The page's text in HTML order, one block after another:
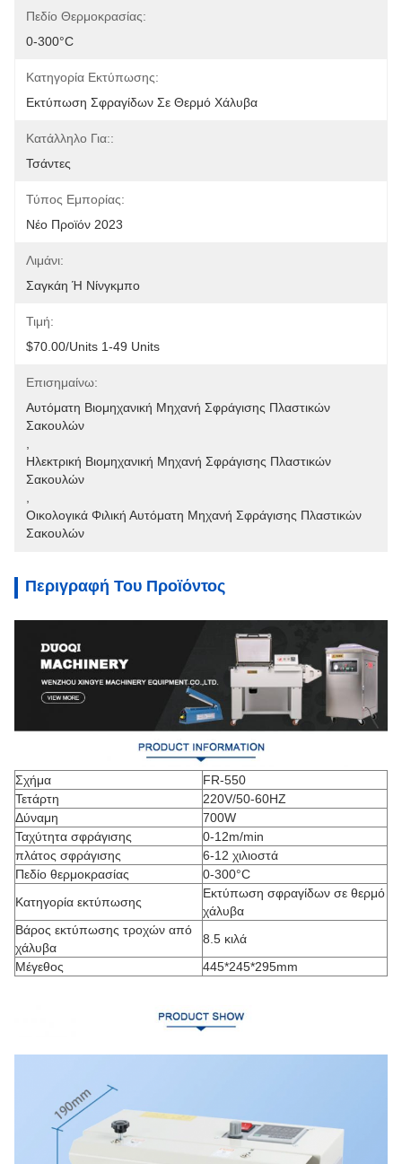
Πεδίο Θερμοκρασίας:
0-300°C
Κατηγορία Εκτύπωσης:
Εκτύπωση Σφραγίδων Σε Θερμό Χάλυβα
Κατάλληλο Για::
Τσάντες
Τύπος Εμπορίας:
Νέο Προϊόν 2023
Λιμάνι:
Σαγκάη Ή Νίνγκμπο
Τιμή:
$70.00/units 1-49 Units
Επισημαίνω:
Αυτόματη Βιομηχανική Μηχανή Σφράγισης Πλαστικών
Σακουλών
Ηλεκτρική Βιομηχανική Μηχανή Σφράγισης Πλαστικών
Σακουλών
Οικολογικά Φιλική Αυτόματη Μηχανή Σφράγισης Πλαστικών
Σακουλών
Περιγραφή Του Προϊόντος
Σχήμα
FR-550
Τετάρτη
220V/50-60HZ
Δύναμη
700W
Ταχύτητα σφράγισης
0-12m/min
πλάτος σφράγισης
6-12 χιλιοστά
Πεδίο θερμοκρασίας
0-300°C
Κατηγορία εκτύπωσης
Εκτύπωση σφραγίδων σε θερμό
χάλυβα
Βάρος εκτύπωσης τροχών από
χάλυβα
8.5 κιλά
Μέγεθος
445*245*295mm